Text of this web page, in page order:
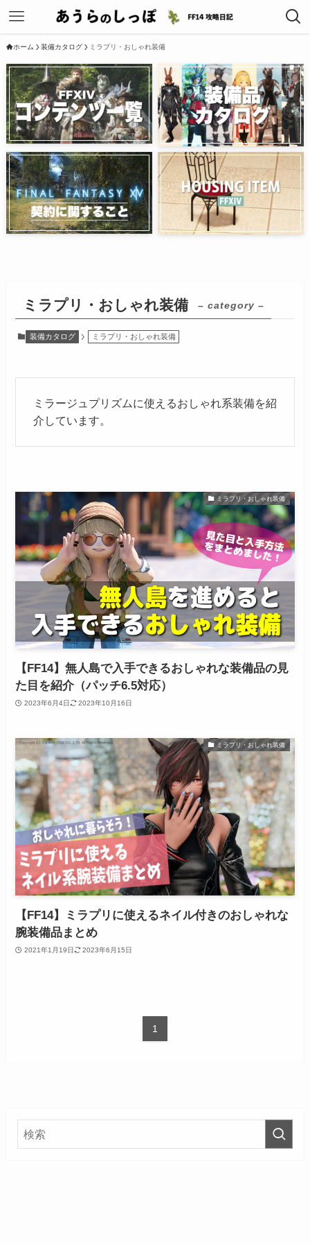
ホーム 装備カタログ ミラプリ・おしゃれ装備
ミラプリ・おしゃれ装備 – category –
装備カタログ ミラプリ・おしゃれ装備
ミラージュプリズムに使えるおしゃれ系装備を紹
介しています。
ミラプリ・おしゃれ装備
【FF14】無人島で入手できるおしゃれな装備品の見
た目を紹介（パッチ6.5対応）
2023年6月4日 2023年10月16日
ミラプリ・おしゃれ装備
【FF14】ミラプリに使えるネイル付きのおしゃれな
腕装備品まとめ
2021年1月19日 2023年6月15日
1